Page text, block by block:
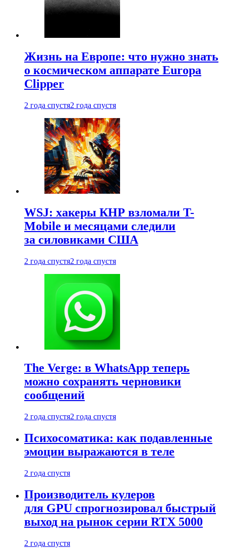
Жизнь на Европе: что нужно знать
о космическом аппарате Europa
Clipper
2 года спустя2 года спустя
WSJ: хакеры КНР взломали T-
Mobile и месяцами следили
за силовиками США
2 года спустя2 года спустя
The Verge: в WhatsApp теперь
можно сохранять черновики
сообщений
2 года спустя2 года спустя
Психосоматика: как подавленные
эмоции выражаются в теле
2 года спустя
Производитель кулеров
для GPU спрогнозировал быстрый
выход на рынок серии RTX 5000
2 года спустя